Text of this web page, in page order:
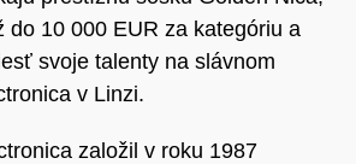
do 10 000 EUR za kategóriu a
svoje talenty na slávnom
v Linzi.
založil v roku 1987